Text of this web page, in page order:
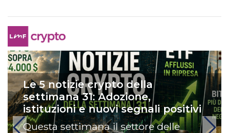
Le 5 notizie crypto della
settimana 31: Adozione,
istituzioni e nuovi segnali positivi
Questa settimana il settore delle